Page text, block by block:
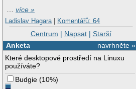
…více »
Ladislav Hagara | Komentářů: 64
Centrum | Napsat| Starší
navrhněte »
Anketa
Které desktopové prostředí na Linuxu
používáte?
Budgie (10%)